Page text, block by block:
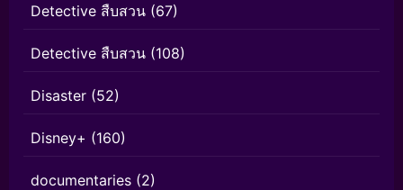
Detective สืบสวน (67)
Detective สืบสวน (108)
Disaster (52)
Disney+ (160)
documentaries (2)